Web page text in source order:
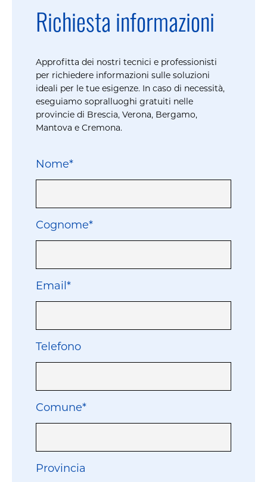
Richiesta informazioni
Approfitta dei nostri tecnici e professionisti
per richiedere informazioni sulle soluzioni
ideali per le tue esigenze. In caso di necessità,
eseguiamo sopralluoghi gratuiti nelle
provincie di Brescia, Verona, Bergamo,
Mantova e Cremona.
Nome*
Cognome*
Email*
Telefono
Comune*
Provincia